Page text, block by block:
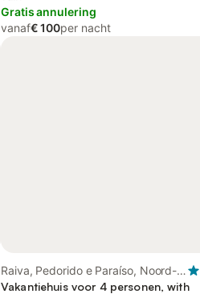
Gratis annulering
vanaf€ 100per nacht
Raiva, Pedorido e Paraíso, Noord-
Portugal
Vakantiehuis voor 4 personen, with